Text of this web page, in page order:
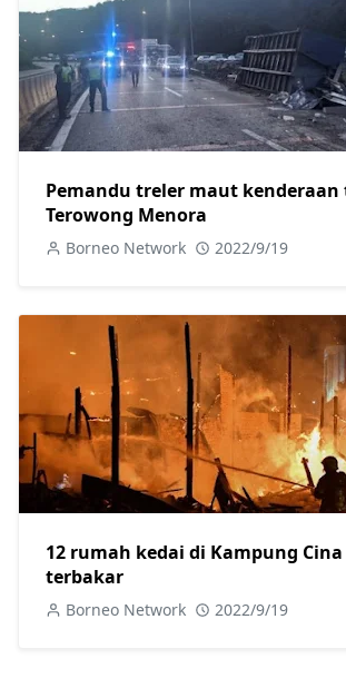
Pemandu treler maut kenderaan
Terowong Menora
Borneo Network 2022/9/19
12 rumah kedai di Kampung
terbakar
Borneo Network 2022/9/19